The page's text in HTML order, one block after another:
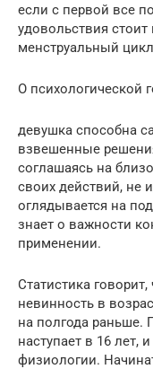
если с первой все
удовольствия
менструальный
О психологической
девушка способна
взвешенные
соглашаясь на
своих действий, не
оглядывается на
знает о важности
применении.
Статистика
невинность в
на полгода раньше.
наступает в 16 лет,
физиологии.